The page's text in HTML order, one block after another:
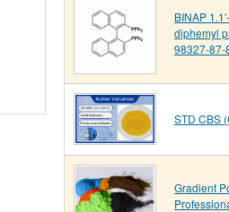
BINAP
diphemyl
98327-87-
STD CBS
Gradient